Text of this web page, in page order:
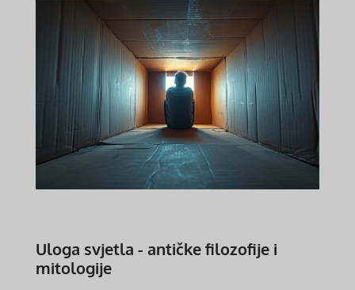
Uloga svjetla - antičke filozofije i
mitologije